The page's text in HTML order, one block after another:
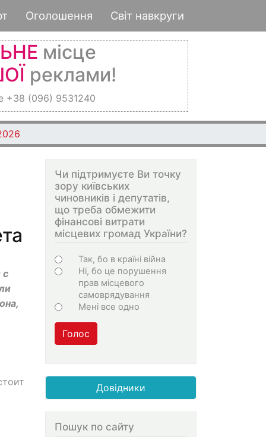
Оголошення Світ навкруги
місце
реклами!
+38 (096) 9531240
с
Чи підтримуєте Ви точку
зору київських
чиновників і депутатів,
що треба обмежити
фінансові витрати
місцевих громад України?
Choices
Так, бо в країні війна
Ні, бо це порушення
прав місцевого
самоврядування
Мені все одно
Голос
Довідники
Пошук по сайту